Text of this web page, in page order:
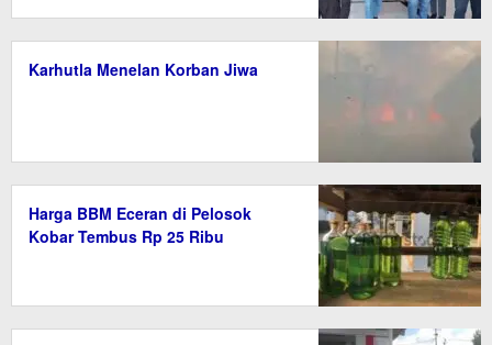
Karhutla Menelan Korban Jiwa
Harga BBM Eceran di Pelosok
Kobar Tembus Rp 25 Ribu